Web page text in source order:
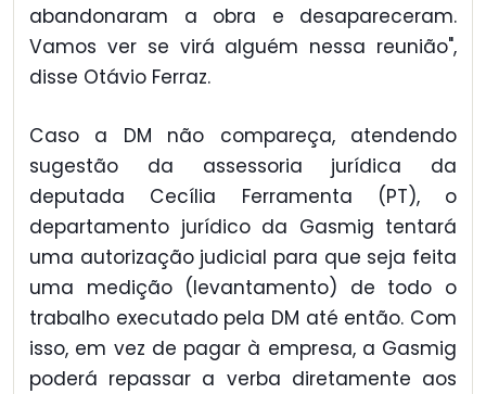
abandonaram a obra e desapareceram.
Vamos ver se virá alguém nessa reunião",
disse Otávio Ferraz.
Caso a DM não compareça, atendendo
sugestão da assessoria jurídica da
deputada Cecília Ferramenta (PT), o
departamento jurídico da Gasmig tentará
uma autorização judicial para que seja feita
uma medição (levantamento) de todo o
trabalho executado pela DM até então. Com
isso, em vez de pagar à empresa, a Gasmig
poderá repassar a verba diretamente aos